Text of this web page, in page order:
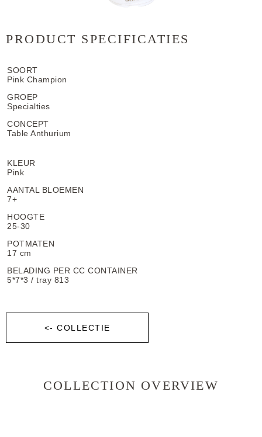
PRODUCT SPECIFICATIES
SOORT
Pink Champion
GROEP
Specialties
CONCEPT
Table Anthurium
KLEUR
Pink
AANTAL BLOEMEN
7+
HOOGTE
25-30
POTMATEN
17 cm
BELADING PER CC CONTAINER
5*7*3 / tray 813
<- COLLECTIE
COLLECTION OVERVIEW